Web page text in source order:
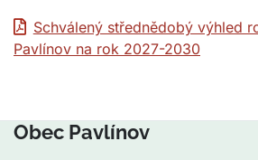
Schválený střednědobý výhled
Pavlínov na rok 2027-2030
Obec Pavlínov